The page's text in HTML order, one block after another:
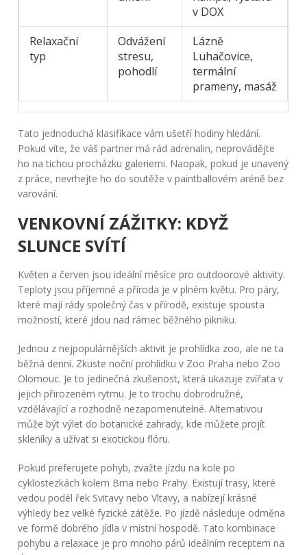
v DOX
Relaxační
typ
Odvážení
stresu,
pohodlí
Lázně
Luhačovice,
termální
prameny, masáž
Tato jednoduchá klasifikace vám ušetří hodiny hledání.
Pokud víte, že váš partner má rád adrenalin, neprovádějte
ho na tichou procházku galeriemi. Naopak, pokud je unavený
z práce, nevrhejte ho do soutěže v paintballovém aréně bez
varování.
VENKOVNÍ ZÁŽITKY: KDYŽ
SLUNCE SVÍTÍ
Květen a červen jsou ideální měsíce pro outdoorové aktivity.
Teploty jsou příjemné a příroda je v plném květu. Pro páry,
které mají rády společný čas v přírodě, existuje spousta
možností, které jdou nad rámec běžného pikniku.
Jednou z nejpopulárnějších aktivit jeprohlídka zoo, ale ne ta
běžná denní. Zkuste noční prohlídku v Zoo Praha nebo Zoo
Olomouc. Je to jedinečná zkušenost, která ukazuje zvířata v
jejich přirozeném rytmu. Je to trochu dobrodružné,
vzdělávající a rozhodně nezapomenutelné. Alternativou
může být výlet do botanické zahrady, kde můžete projít
skleníky a užívat si exotickou flóru.
Pokud preferujete pohyb, zvažte jízdu na kole po
cyklostezkách kolem Brna nebo Prahy. Existují trasy, které
vedou podél řek Svitavy nebo Vltavy, a nabízejí krásné
výhledy bez velké fyzické zátěže. Po jízdě následuje odměna
ve formě dobrého jídla v místní hospodě. Tato kombinace
pohybu a relaxace je pro mnoho párů ideálním receptem na